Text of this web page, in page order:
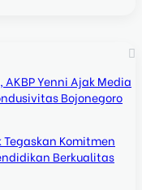
Yenni Ajak Media
Bojonegoro
Tegaskan Komitmen
Berkualitas